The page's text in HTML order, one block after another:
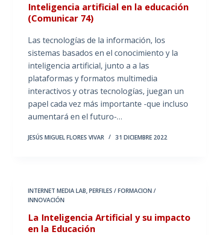
Inteligencia artificial en la educación
(Comunicar 74)
Las tecnologías de la información, los
sistemas basados en el conocimiento y la
inteligencia artificial, junto a a las
plataformas y formatos multimedia
interactivos y otras tecnologías, juegan un
papel cada vez más importante -que incluso
aumentará en el futuro-…
JESÚS MIGUEL FLORES VIVAR 31 DICIEMBRE 2022
INTERNET MEDIA LAB,PERFILES / FORMACION /
INNOVACIÓN
La Inteligencia Artificial y su impacto
en la Educación